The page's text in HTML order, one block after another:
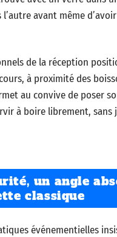
avant même
de la réception
à proximité des
au convive de poser
à boire librement, sans
un angle
classique
événementielles